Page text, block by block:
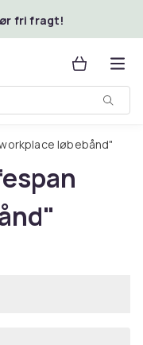
fri fragt!
løbebånd"